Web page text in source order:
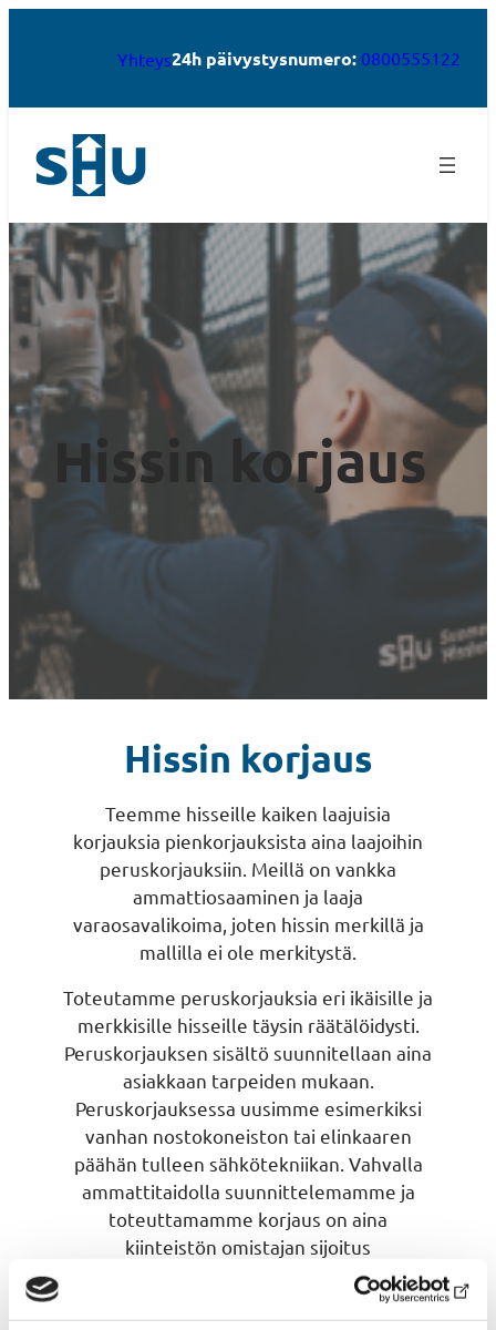
Yhteys24h päivystysnumero: 0800555122
Hissin korjaus
Hissin korjaus
Teemme hisseille kaiken laajuisia
korjauksia pienkorjauksista aina laajoihin
peruskorjauksiin. Meillä on vankka
ammattiosaaminen ja laaja
varaosavalikoima, joten hissin merkillä ja
mallilla ei ole merkitystä.
Toteutamme peruskorjauksia eri ikäisille ja
merkkisille hisseille täysin räätälöidysti.
Peruskorjauksen sisältö suunnitellaan aina
asiakkaan tarpeiden mukaan.
Peruskorjauksessa uusimme esimerkiksi
vanhan nostokoneiston tai elinkaaren
päähän tulleen sähkötekniikan. Vahvalla
ammattitaidolla suunnittelemamme ja
toteuttamamme korjaus on aina
kiinteistön omistajan sijoitus